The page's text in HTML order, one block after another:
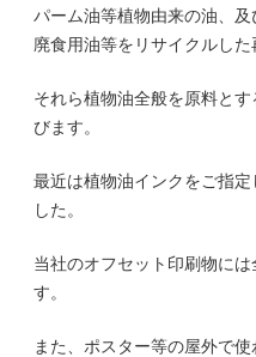
パーム油等植物由来の油、及
廃食用油等をリサイクルした
それら植物油全般を原料と
びます。
最近は植物油インクをご指
した。
当社のオフセット印刷物に
す。
また、ポスター等の屋外で使